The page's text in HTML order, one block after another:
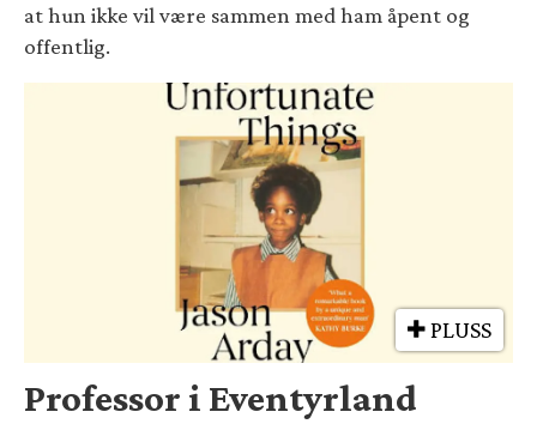
at hun ikke vil være sammen med ham åpent og
offentlig.
PLUSS
Professor i Eventyrland